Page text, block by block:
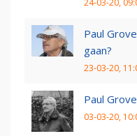
24-03-20,
Paul
gaan?
23-03-20,
Paul
03-03-20,